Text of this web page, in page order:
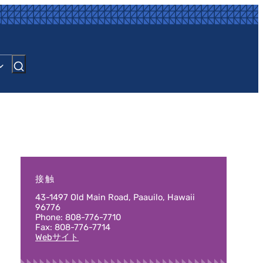
接触
43-1497 Old Main Road, Paauilo, Hawaii
96776
Phone: 808-776-7710
Fax: 808-776-7714
Webサイト